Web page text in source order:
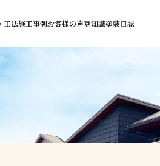
工法施工事例お客様の声豆知識塗装日誌